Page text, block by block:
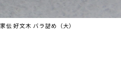
家伝 好文木 バラ詰め（大）